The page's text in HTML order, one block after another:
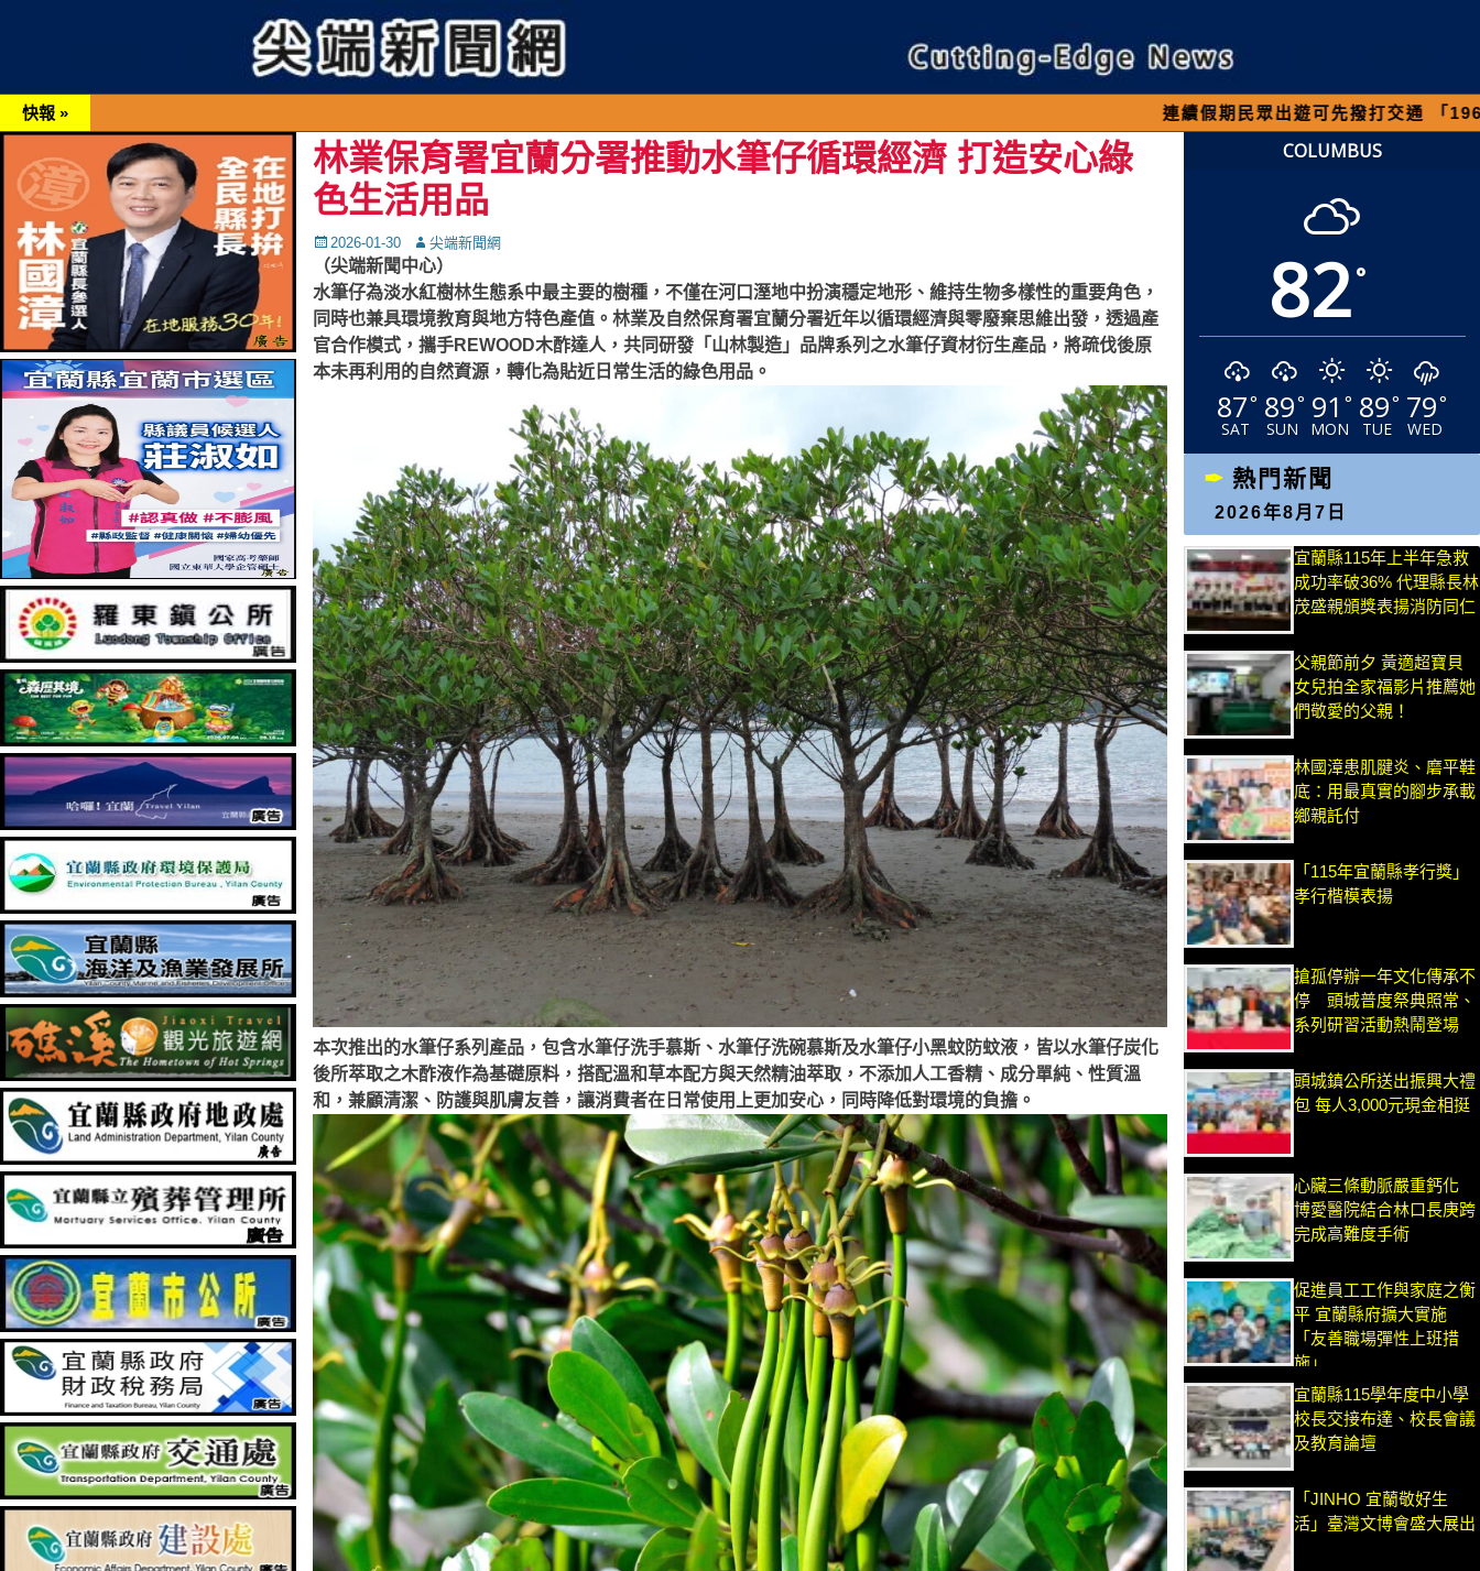
快報 » 連續假期民眾出遊可先撥打交通 「1968」客服專線，
林業保育署宜蘭分署推動水筆仔循環經濟 打造安心綠
色生活用品
Posted
on
2026-01-30 Autor尖端新聞網
（尖端新聞中心）
水筆仔為淡水紅樹林生態系中最主要的樹種，不僅在河口溼地中扮演穩定地形、維持生物多樣性的重要角色，
同時也兼具環境教育與地方特色產值。林業及自然保育署宜蘭分署近年以循環經濟與零廢棄思維出發，透過產
官合作模式，攜手REWOOD木酢達人，共同研發「山林製造」品牌系列之水筆仔資材衍生產品，將疏伐後原
本未再利用的自然資源，轉化為貼近日常生活的綠色用品。
本次推出的水筆仔系列產品，包含水筆仔洗手慕斯、水筆仔洗碗慕斯及水筆仔小黑蚊防蚊液，皆以水筆仔炭化
後所萃取之木酢液作為基礎原料，搭配溫和草本配方與天然精油萃取，不添加人工香精、成分單純、性質溫
和，兼顧清潔、防護與肌膚友善，讓消費者在日常使用上更加安心，同時降低對環境的負擔。
COLUMBUS
82°
87°
SAT
89°
SUN
91 °
MON
89°
TUE
79°
WED
熱門新聞
2026年8月7日
宜蘭縣115年上半年急救
成功率破36% 代理縣長林
茂盛親頒獎表揚消防同仁
父親節前夕 黃適超寶貝
女兒拍全家福影片推薦她
們敬愛的父親！
林國漳患肌腱炎、磨平鞋
底：用最真實的腳步承載
鄉親託付
「115年宜蘭縣孝行獎」
孝行楷模表揚
搶孤停辦一年文化傳承不
停 頭城普度祭典照常、
系列研習活動熱鬧登場
頭城鎮公所送出振興大禮
包 每人3,000元現金相挺
心臟三條動脈嚴重鈣化
博愛醫院結合林口長庚跨
完成高難度手術
促進員工工作與家庭之衡
平 宜蘭縣府擴大實施
「友善職場彈性上班措
施」
宜蘭縣115學年度中小學
校長交接布達、校長會議
及教育論壇
「JINHO 宜蘭敬好生
活」臺灣文博會盛大展出